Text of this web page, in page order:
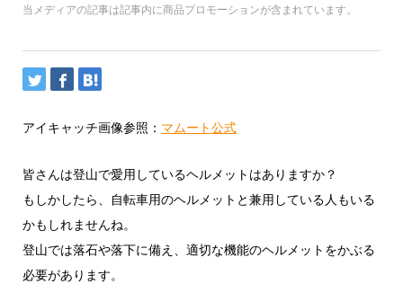
当メディアの記事は記事内に商品プロモーションが含まれています。
アイキャッチ画像参照： マムート公式
皆さんは登山で愛用しているヘルメットはありますか？
もしかしたら、自転車用のヘルメットと兼用している人もいる
かもしれませんね。
登山では落石や落下に備え、適切な機能のヘルメットをかぶる
必要があります。